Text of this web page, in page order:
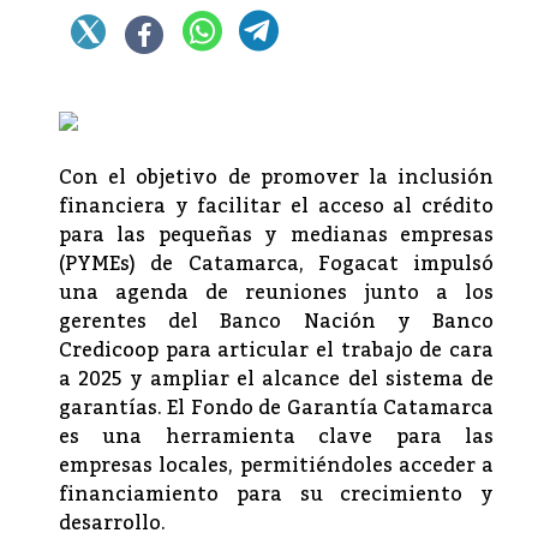
Con el objetivo de promover la inclusión
financiera y facilitar el acceso al crédito
para las pequeñas y medianas empresas
(PYMEs) de Catamarca, Fogacat impulsó
una agenda de reuniones junto a los
gerentes del Banco Nación y Banco
Credicoop para articular el trabajo de cara
a 2025 y ampliar el alcance del sistema de
garantías. El Fondo de Garantía Catamarca
es una herramienta clave para las
empresas locales, permitiéndoles acceder a
financiamiento para su crecimiento y
desarrollo.